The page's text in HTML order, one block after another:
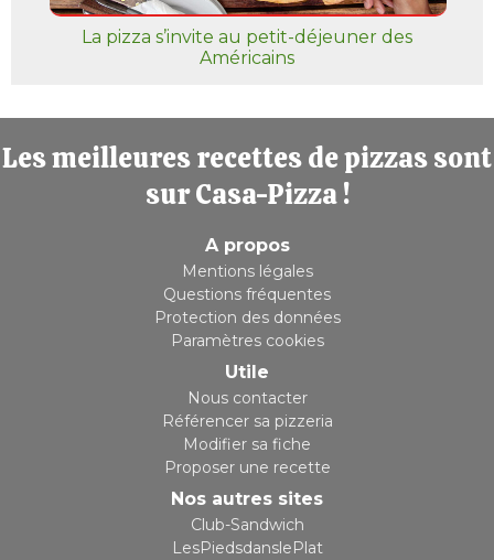
La pizza s’invite au petit-déjeuner des
Américains
Les meilleures recettes de pizzas sont
sur Casa-Pizza !
A propos
Mentions légales
Questions fréquentes
Protection des données
Paramètres cookies
Utile
Nous contacter
Référencer sa pizzeria
Modifier sa fiche
Proposer une recette
Nos autres sites
Club-Sandwich
LesPiedsdanslePlat